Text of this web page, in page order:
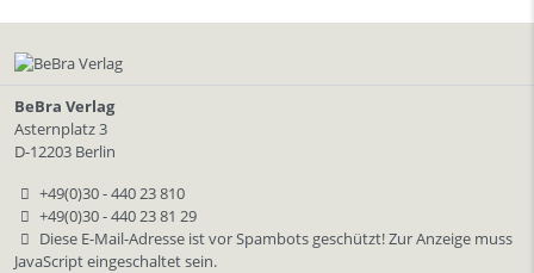
BeBra Verlag
Asternplatz 3
D-12203 Berlin
+49(0)30 - 440 23 810
+49(0)30 - 440 23 81 29
Diese E-Mail-Adresse ist vor Spambots geschützt! Zur Anzeige muss
JavaScript eingeschaltet sein.